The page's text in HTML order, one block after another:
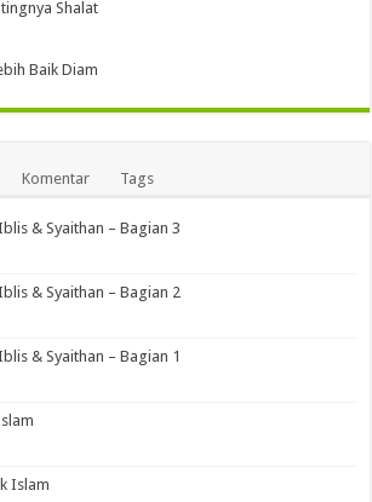
Shalat
Baik Diam
Komentar Tags
& Syaithan – Bagian 3
& Syaithan – Bagian 2
& Syaithan – Bagian 1
Islam